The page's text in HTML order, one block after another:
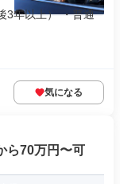
3年以上） ・普通
気になる
ら70万円〜可